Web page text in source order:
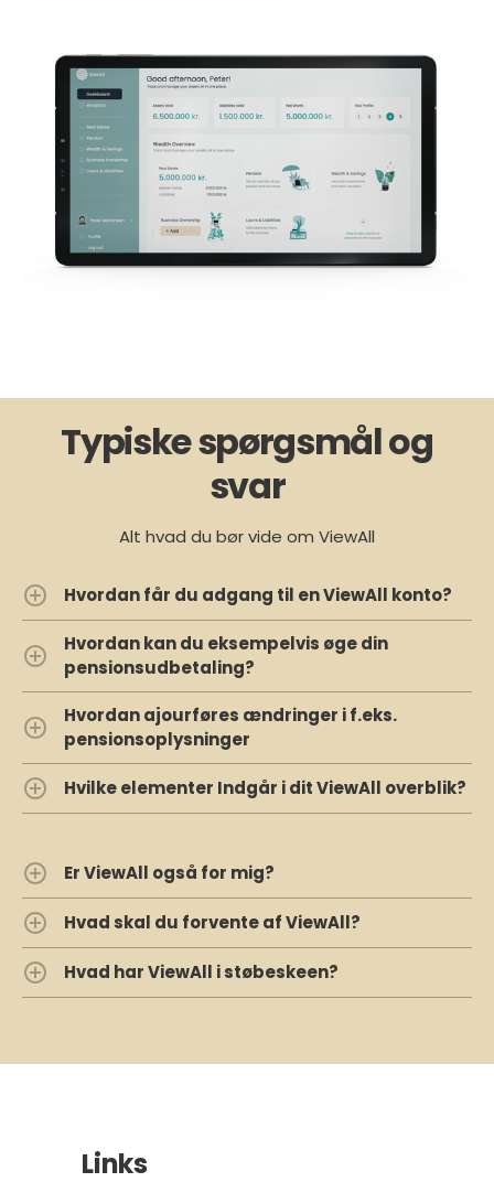
Typiske spørgsmål og
svar
Alt hvad du bør vide om ViewAll
Hvordan får du adgang til en ViewAll konto?
Hvordan kan du eksempelvis øge din
pensionsudbetaling?
Hvordan ajourføres ændringer i f.eks.
pensionsoplysninger
Hvilke elementer Indgår i dit ViewAll overblik?
Er ViewAll også for mig?
Hvad skal du forvente af ViewAll?
Hvad har ViewAll i støbeskeen?
Links